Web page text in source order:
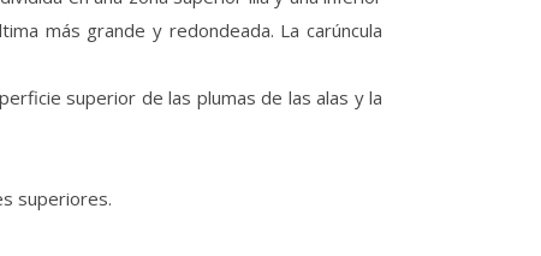
más grande y redondeada. La carúncula
superior de las plumas de las alas y la
superiores.